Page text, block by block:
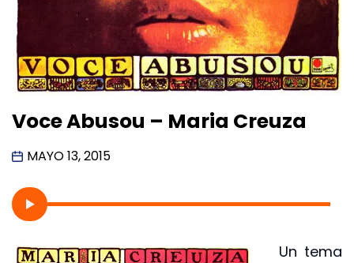
Voce Abusou – Maria Creuza
MAYO 13, 2015
Un tema